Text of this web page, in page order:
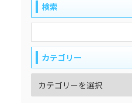
検索
カテゴリー